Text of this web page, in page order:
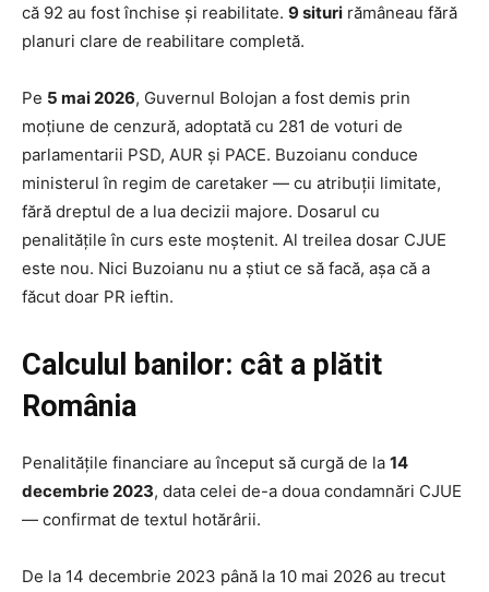
că 92 au fost închise și reabilitate. 9 situri rămâneau fără
planuri clare de reabilitare completă.
Pe 5 mai 2026, Guvernul Bolojan a fost demis prin
moțiune de cenzură, adoptată cu 281 de voturi de
parlamentarii PSD, AUR și PACE. Buzoianu conduce
ministerul în regim de caretaker — cu atribuții limitate,
fără dreptul de a lua decizii majore. Dosarul cu
penalitățile în curs este moștenit. Al treilea dosar CJUE
este nou. Nici Buzoianu nu a știut ce să facă, așa că a
făcut doar PR ieftin.
Calculul banilor: cât a plătit
România
Penalitățile financiare au început să curgă de la 14
decembrie 2023, data celei de-a doua condamnări CJUE
— confirmat de textul hotărârii.
De la 14 decembrie 2023 până la 10 mai 2026 au trecut